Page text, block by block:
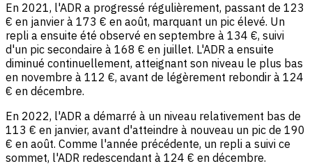
En 2021, l'ADR a progressé régulièrement, passant de 123
€ en janvier à 173 € en août, marquant un pic élevé. Un
repli a ensuite été observé en septembre à 134 €, suivi
d'un pic secondaire à 168 € en juillet. L'ADR a ensuite
diminué continuellement, atteignant son niveau le plus bas
en novembre à 112 €, avant de légèrement rebondir à 124
€ en décembre.
En 2022, l'ADR a démarré à un niveau relativement bas de
113 € en janvier, avant d'atteindre à nouveau un pic de 190
€ en août. Comme l'année précédente, un repli a suivi ce
sommet, l'ADR redescendant à 124 € en décembre.